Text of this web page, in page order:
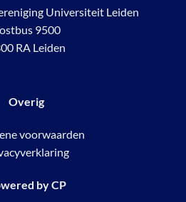
Universiteit Leiden
9500
RA Leiden
Overig
voorwaarden
byCP